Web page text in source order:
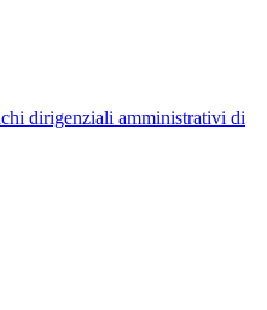
dirigenziali amministrativi di